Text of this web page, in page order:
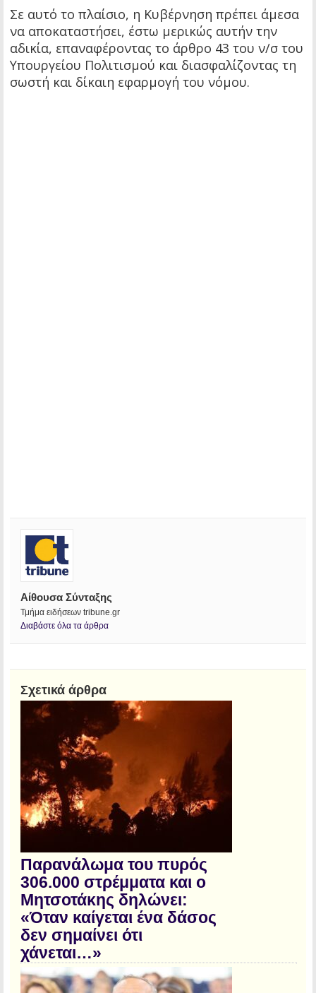
Σε αυτό το πλαίσιο, η Κυβέρνηση πρέπει άμεσα
να αποκαταστήσει, έστω μερικώς αυτήν την
αδικία, επαναφέροντας το άρθρο 43 του ν/σ του
Υπουργείου Πολιτισμού και διασφαλίζοντας τη
σωστή και δίκαιη εφαρμογή του νόμου.
Αίθουσα Σύνταξης
Τμήμα ειδήσεων tribune.gr
Διαβάστε όλα τα άρθρα
Σχετικά άρθρα
Παρανάλωμα του πυρός
306.000 στρέμματα και ο
Μητσοτάκης δηλώνει:
«Όταν καίγεται ένα δάσος
δεν σημαίνει ότι
χάνεται…»